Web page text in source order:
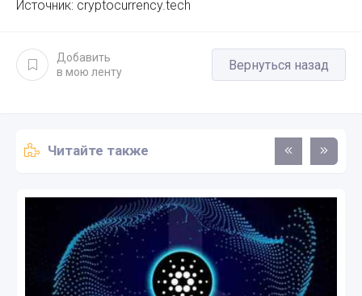
Источник: cryptocurrency.tech
Добавить
в мою ленту
Вернуться назад
Читайте также